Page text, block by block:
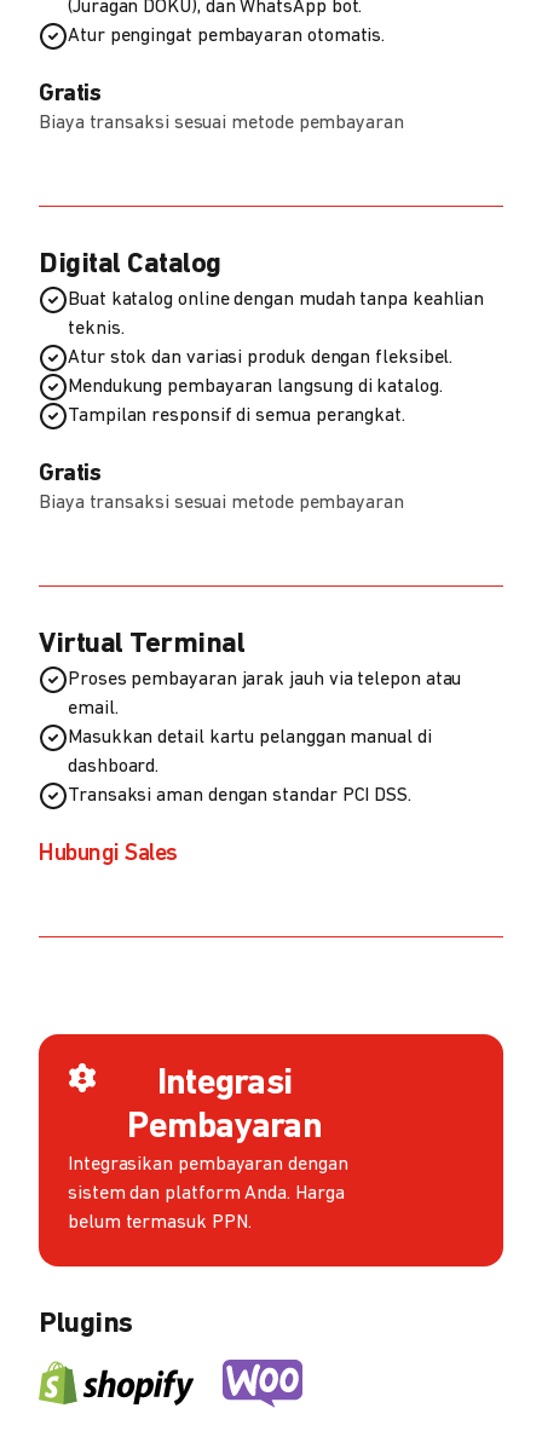
(Juragan DOKU), dan WhatsApp bot.
Atur pengingat pembayaran otomatis.
Gratis
Biaya transaksi sesuai metode pembayaran
Digital Catalog
Buat katalog online dengan mudah tanpa keahlian
teknis.
Atur stok dan variasi produk dengan fleksibel.
Mendukung pembayaran langsung di katalog.
Tampilan responsif di semua perangkat.
Gratis
Biaya transaksi sesuai metode pembayaran
Virtual Terminal
Proses pembayaran jarak jauh via telepon atau
email.
Masukkan detail kartu pelanggan manual di
dashboard.
Transaksi aman dengan standar PCI DSS.
Hubungi Sales
Integrasi
Pembayaran
Integrasikan pembayaran dengan
sistem dan platform Anda. Harga
belum termasuk PPN.
Plugins